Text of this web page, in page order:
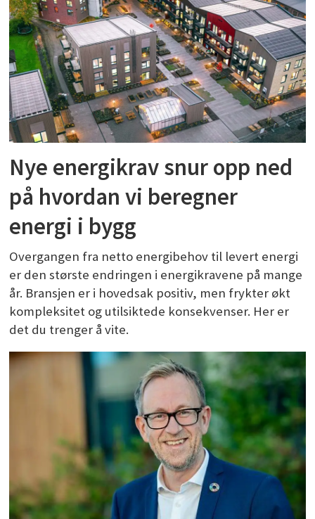
Nye energikrav snur opp ned
på hvordan vi beregner
energi i bygg
Overgangen fra netto energibehov til levert energi
er den største endringen i energikravene på mange
år. Bransjen er i hovedsak positiv, men frykter økt
kompleksitet og utilsiktede konsekvenser. Her er
det du trenger å vite.